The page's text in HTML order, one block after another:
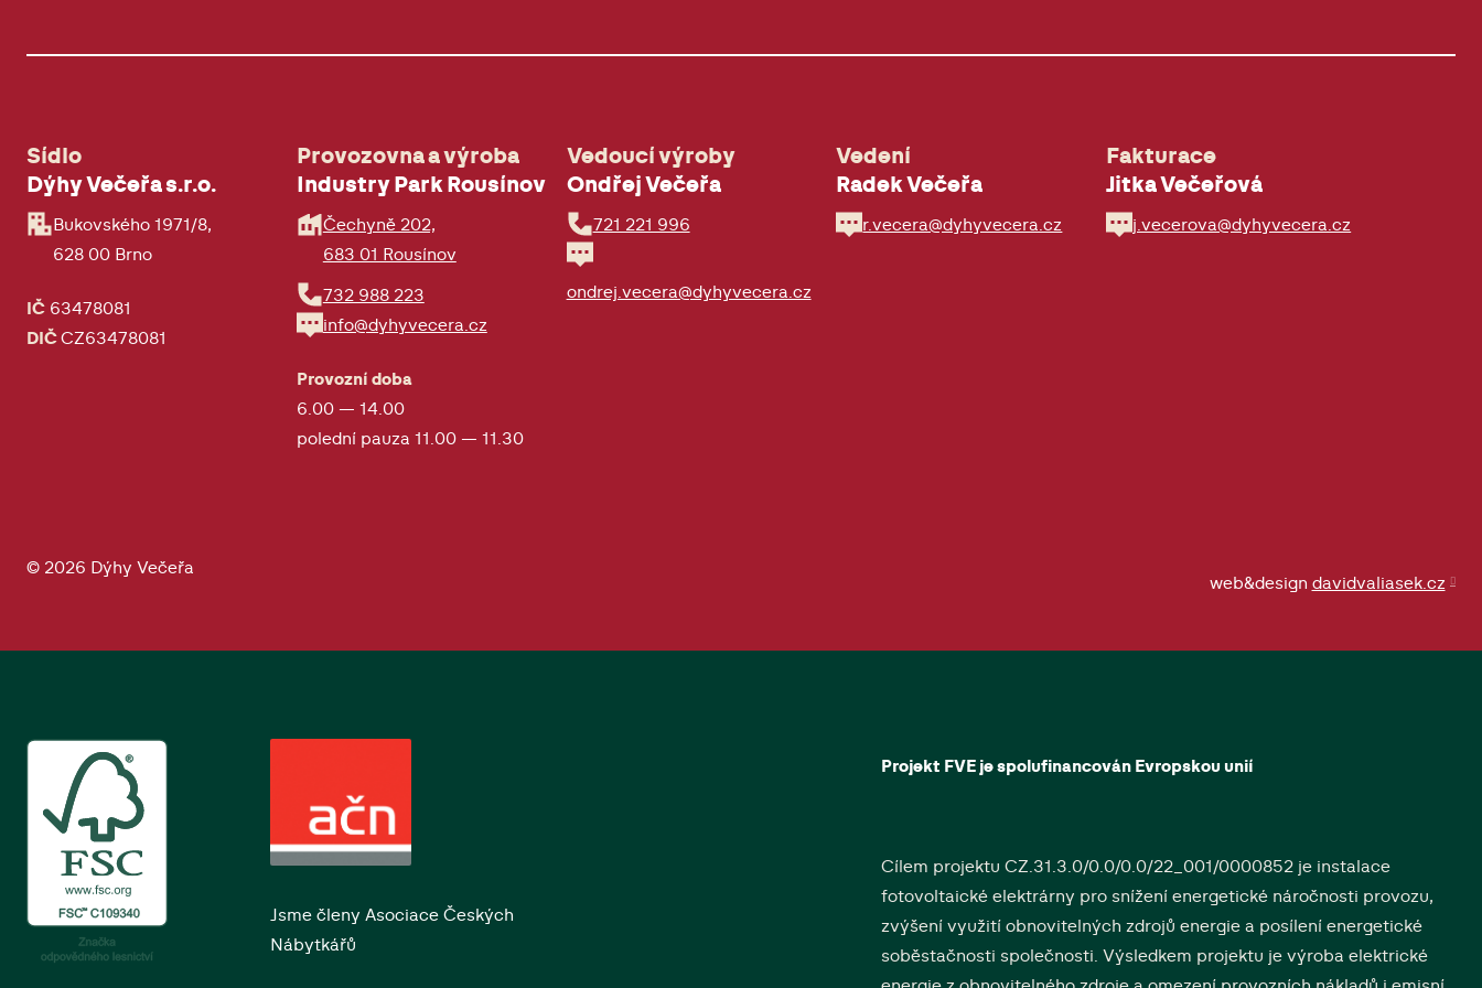
Sídlo
Dýhy Večeřa s.r.o.
Bukovského 1971/8,
628 00 Brno
IČ 63478081
DIČ CZ63478081
Provozovna a výroba
Industry Park Rousínov
Čechyně 202,
683 01 Rousínov
732 988 223
info@dyhyvecera.cz
Provozní doba
6.00 — 14.00
polední pauza 11.00 — 11.30
Vedoucí výroby
Ondřej Večeřa
721 221 996
ondrej.vecera@dyhyvecera.cz
Vedení
Radek Večeřa
r.vecera@dyhyvecera.cz
Fakturace
Jitka Večeřová
j.vecerova@dyhyvecera.cz
© 2026 Dýhy Večeřa
web&design davidvaliasek.cz
Jsme členy Asociace Českých
Nábytkářů
Projekt FVE je spolufinancován Evropskou unií
Cílem projektu CZ.31.3.0/0.0/0.0/22_001/0000852 je instalace
fotovoltaické elektrárny pro snížení energetické náročnosti provozu,
zvýšení využití obnovitelných zdrojů energie a posílení energetické
soběstačnosti společnosti. Výsledkem projektu je výroba elektrické